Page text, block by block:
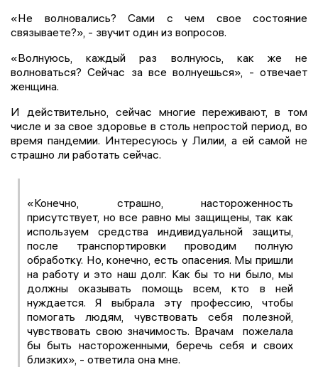
«Не волновались? Сами с чем свое состояние
связываете?», - звучит один из вопросов.
«Волнуюсь, каждый раз волнуюсь, как же не
волноваться? Сейчас за все волнуешься», - отвечает
женщина.
И действительно, сейчас многие переживают, в том
числе и за свое здоровье в столь непростой период, во
время пандемии. Интересуюсь у Лилии, а ей самой не
страшно ли работать сейчас.
«Конечно, страшно, настороженность
присутствует, но все равно мы защищены, так как
используем средства индивидуальной защиты,
после транспортировки проводим полную
обработку. Но, конечно, есть опасения. Мы пришли
на работу и это наш долг. Как бы то ни было, мы
должны оказывать помощь всем, кто в ней
нуждается. Я выбрала эту профессию, чтобы
помогать людям, чувствовать себя полезной,
чувствовать свою значимость. Врачам пожелала
бы быть настороженными, беречь себя и своих
близких», - ответила она мне.